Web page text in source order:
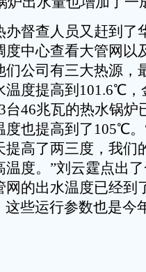
督查人员又赶到了
中心查看大管网以
公司有三大热源，
温度提高到101.6℃，
46兆瓦的热水锅炉
度也提高到了105℃
高了两三度，我们
度。”刘云霆点出
网的出水温度已经到
些运行参数也是今